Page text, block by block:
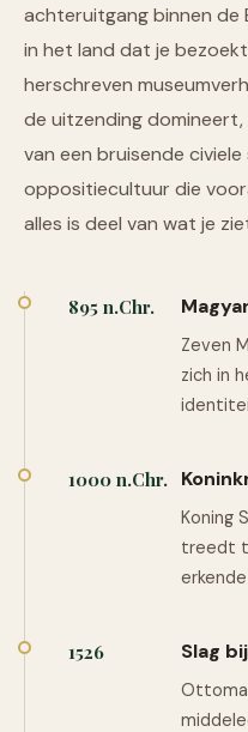
achteruitgang binnen de
in het land dat je
herschreven
de uitzending domineert,
van een bruisende civiele
oppositiecultuur die
alles is deel van wat je
895 n.Chr.
Zeven
zich in
1000 n.Chr.
Koning
treedt
1526 Slag